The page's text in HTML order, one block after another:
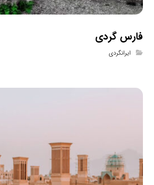
فارس گردی
ایرانگردی